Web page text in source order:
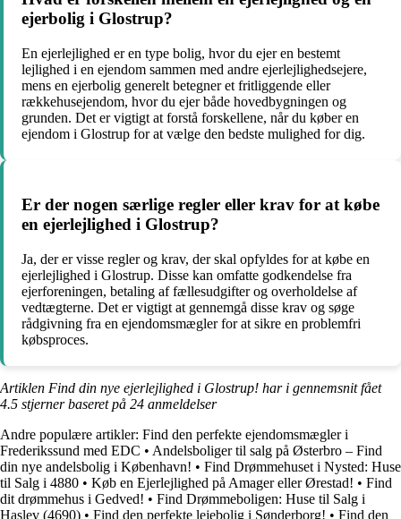
ejerbolig i Glostrup?
En ejerlejlighed er en type bolig, hvor du ejer en bestemt
lejlighed i en ejendom sammen med andre ejerlejlighedsejere,
mens en ejerbolig generelt betegner et fritliggende eller
rækkehusejendom, hvor du ejer både hovedbygningen og
grunden. Det er vigtigt at forstå forskellene, når du køber en
ejendom i Glostrup for at vælge den bedste mulighed for dig.
Er der nogen særlige regler eller krav for at købe
en ejerlejlighed i Glostrup?
Ja, der er visse regler og krav, der skal opfyldes for at købe en
ejerlejlighed i Glostrup. Disse kan omfatte godkendelse fra
ejerforeningen, betaling af fællesudgifter og overholdelse af
vedtægterne. Det er vigtigt at gennemgå disse krav og søge
rådgivning fra en ejendomsmægler for at sikre en problemfri
købsproces.
Artiklen Find din nye ejerlejlighed i Glostrup! har i gennemsnit fået
4.5 stjerner baseret på 24 anmeldelser
Andre populære artikler: Find den perfekte ejendomsmægler i
Frederikssund med EDC • Andelsboliger til salg på Østerbro – Find
din nye andelsbolig i København! • Find Drømmehuset i Nysted: Huse
til Salg i 4880 • Køb en Ejerlejlighed på Amager eller Ørestad! • Find
dit drømmehus i Gedved! • Find Drømmeboligen: Huse til Salg i
Haslev (4690) • Find den perfekte lejebolig i Sønderborg! • Find den